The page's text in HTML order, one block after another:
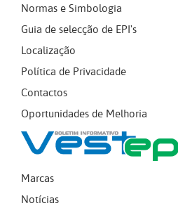
Normas e Simbologia
Guia de selecção de EPI's
Localização
Política de Privacidade
Contactos
Oportunidades de Melhoria
Marcas
Notícias